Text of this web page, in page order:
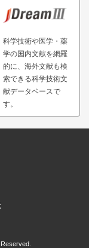
科学技術や医学・薬
学の国内文献を網羅
的に、海外文献も検
索できる科学技術文
献データベースで
す。